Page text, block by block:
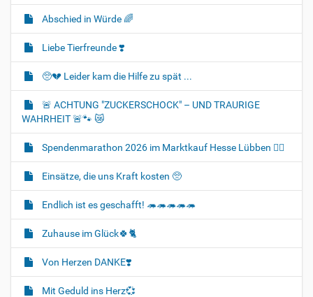
Abschied in Würde 🌈
Liebe Tierfreunde ❣️
🥺💔 Leider kam die Hilfe zu spät ...
🚨 ACHTUNG "ZUCKERSCHOCK" – UND TRAURIGE
WAHRHEIT 🚨🐾 😿
Spendenmarathon 2026 im Marktkauf Hesse Lübben 👍🏻
Einsätze, die uns Kraft kosten 🥺
Endlich ist es geschafft! 🦔🦔🦔🦔🦔
Zuhause im Glück🍀🐈‍
Von Herzen DANKE❣️
Mit Geduld ins Herz💞